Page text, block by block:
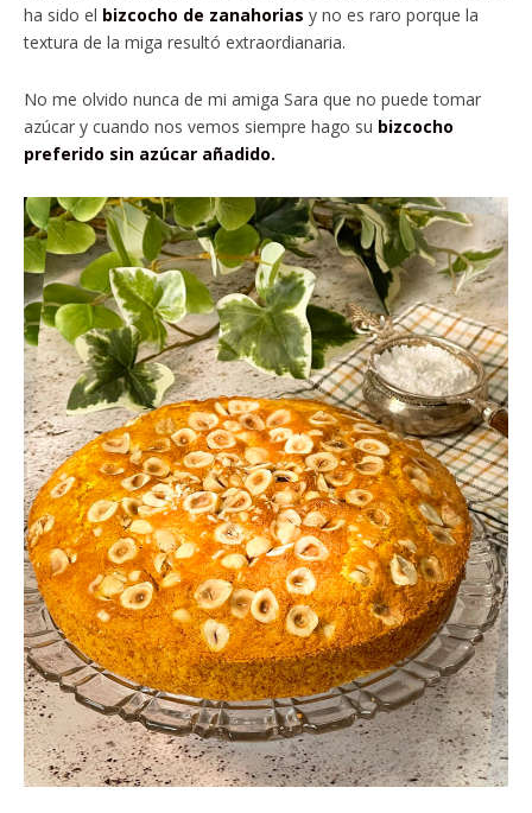
ha sido el bizcocho de zanahorias y no es raro porque la
textura de la miga resultó extraordianaria.
No me olvido nunca de mi amiga Sara que no puede tomar
azúcar y cuando nos vemos siempre hago su bizcocho
preferido sin azúcar añadido.